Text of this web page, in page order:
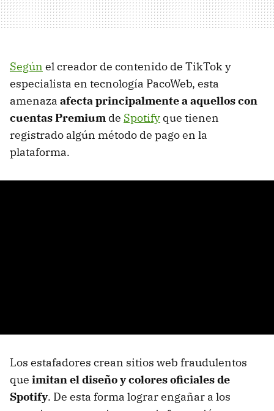
Según el creador de contenido de TikTok y
especialista en tecnología PacoWeb, esta
amenaza afecta principalmente a aquellos con
cuentas Premium de Spotify que tienen
registrado algún método de pago en la
plataforma.
Los estafadores crean sitios web fraudulentos
que imitan el diseño y colores oficiales de
Spotify. De esta forma lograr engañar a los